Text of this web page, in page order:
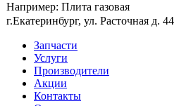
Например: Плита газовая
г.Екатеринбург, ул. Расточная д. 44
Запчасти
Услуги
Производители
Акции
Контакты